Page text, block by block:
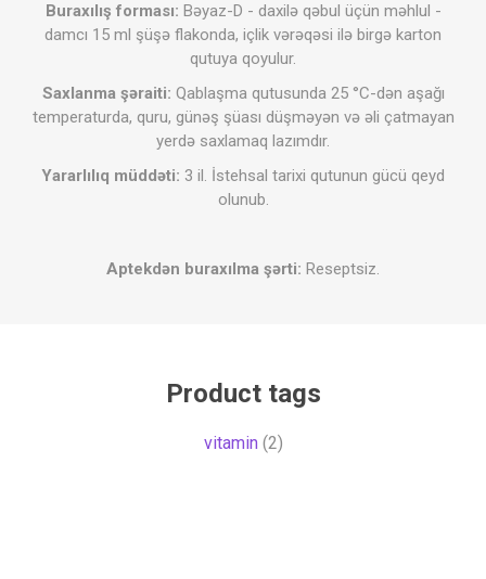
Buraxılış forması: Bəyaz-D - daxilə qəbul üçün məhlul -
damcı 15 ml şüşə flakonda, içlik vərəqəsi ilə birgə karton
qutuya qoyulur.
Saxlanma şəraiti: Qablaşma qutusunda 25 °C-dən aşağı
temperaturda, quru, günəş şüası düşməyən və əli çatmayan
yerdə saxlamaq lazımdır.
Yararlılıq müddəti: 3 il. İstehsal tarixi qutunun gücü qeyd
olunub.
Aptekdən buraxılma şərti: Reseptsiz.
Product tags
vitamin (2)